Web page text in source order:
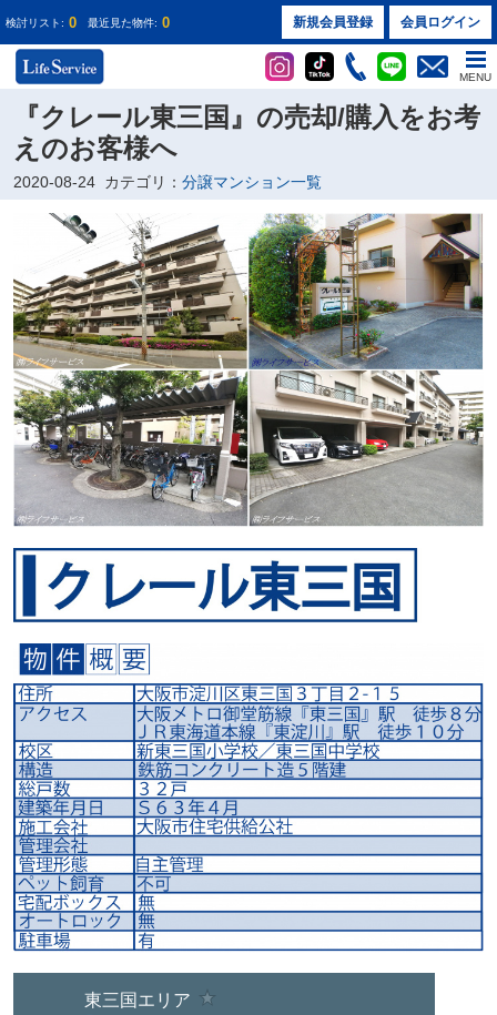
検討リスト: 0 最近見た物件: 0 新規会員登録 会員ログイン
MENU
『クレール東三国』の売却/購入をお考
えのお客様へ
2020-08-24 カテゴリ： 分譲マンション一覧